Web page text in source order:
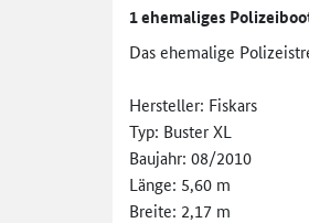
1 ehemaliges
Das ehemalige
Hersteller: Fiskars
Typ: Buster XL
Baujahr: 08/2010
Länge: 5,60 m
Breite: 2,17 m